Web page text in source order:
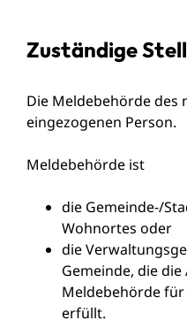
Zuständige
Die Meldebehörde des
eingezogenen Person.
Meldebehörde ist
die Gemeinde-/
Wohnortes oder
die
Gemeinde, die
Meldebehörde
erfüllt.